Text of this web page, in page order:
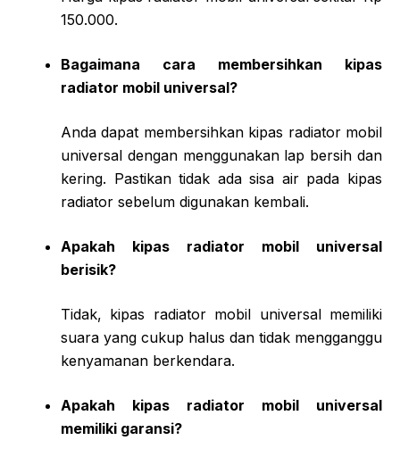
150.000.
Bagaimana cara membersihkan kipas
radiator mobil universal?
Anda dapat membersihkan kipas radiator mobil
universal dengan menggunakan lap bersih dan
kering. Pastikan tidak ada sisa air pada kipas
radiator sebelum digunakan kembali.
Apakah kipas radiator mobil universal
berisik?
Tidak, kipas radiator mobil universal memiliki
suara yang cukup halus dan tidak mengganggu
kenyamanan berkendara.
Apakah kipas radiator mobil universal
memiliki garansi?